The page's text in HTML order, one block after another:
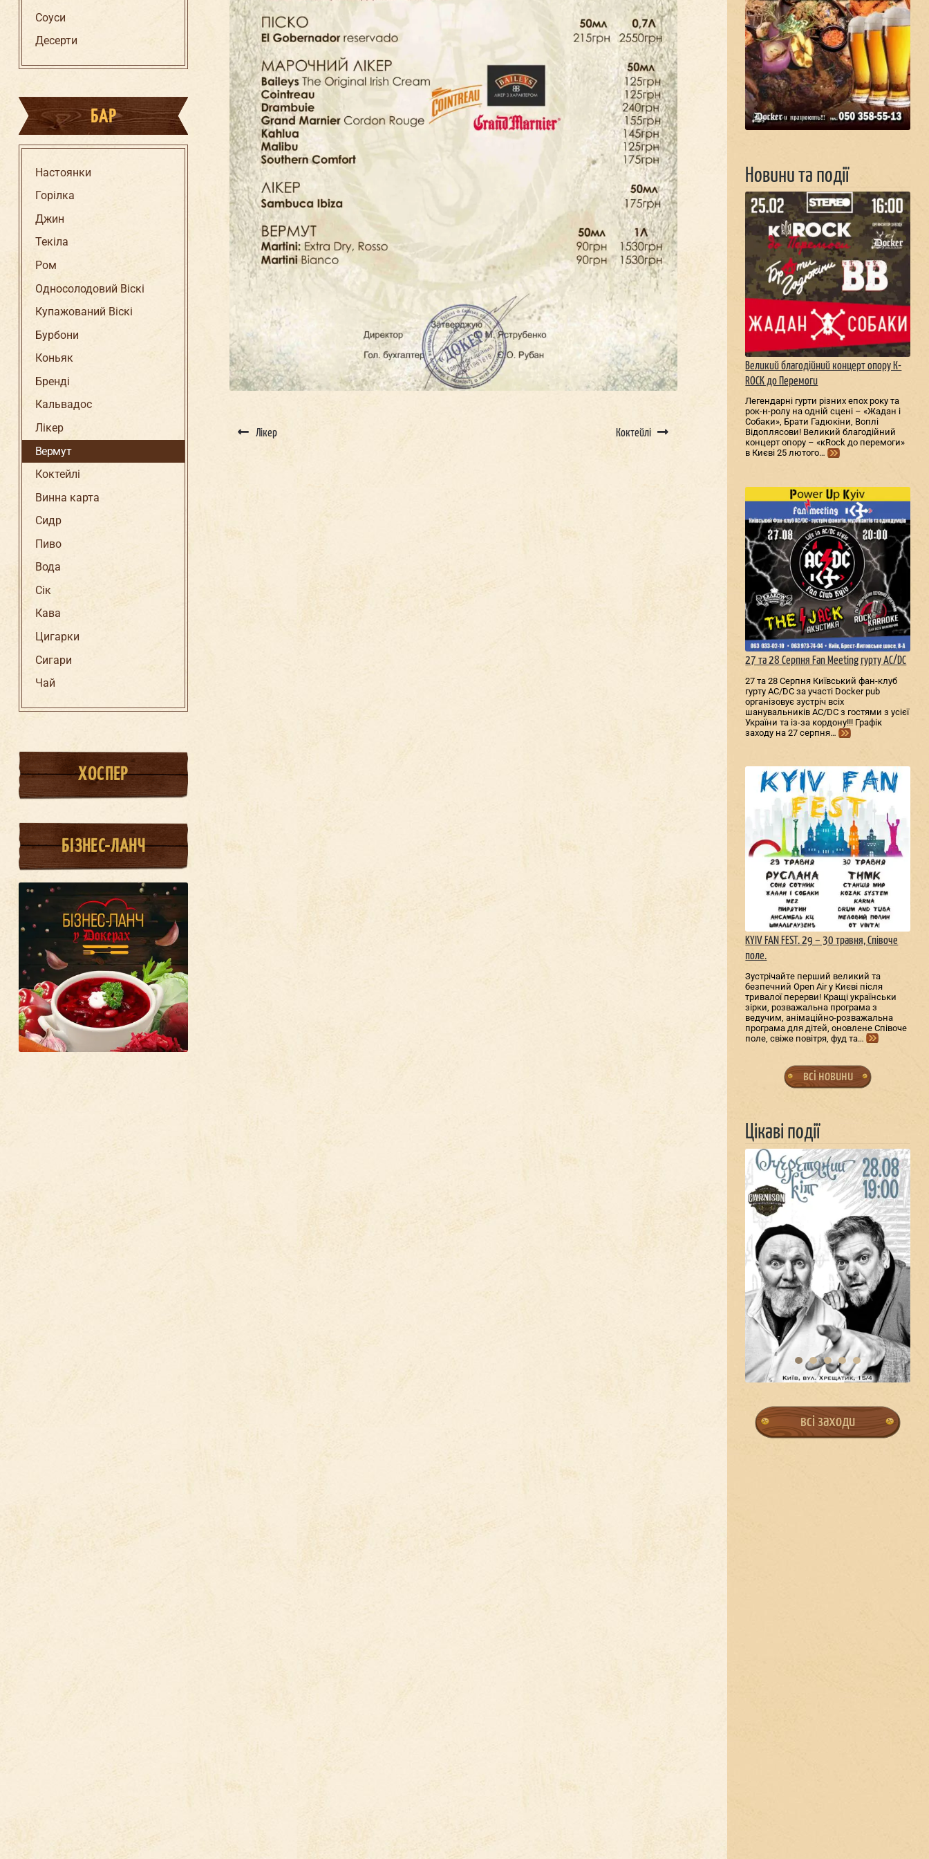
Соуси
Десерти
БАР
Настоянки
Горілка
Джин
Текіла
Ром
Односолодовий Віскі
Купажований Віскі
Бурбони
Коньяк
Бренді
Кальвадос
Лікер
Вермут
Коктейлі
Винна карта
Сидр
Пиво
Вода
Сік
Кава
Цигарки
Сигари
Чай
ХОСПЕР
БІЗНЕС-ЛАНЧ
Лікер Коктейлі
Новини та події
Великий благодійний концерт опору К-
ROCK до Перемоги
Легендарні гурти різних епох року та
рок-н-ролу на одній сцені – «Жадан і
Собаки», Брати Гадюкіни, Воплі
Відоплясови! Великий благодійний
концерт опору – «кRock до перемоги»
в Києві 25 лютого…
27 та 28 Серпня Fan Meeting гурту AC/DС
27 та 28 Серпня Київський фан-клуб
гурту AC/DС за участі Docker pub
організовує зустріч всіх
шанувальників AC/DС з гостями з усієї
України та із-за кордону!!! Графік
заходу на 27 серпня…
KYIV FAN FEST. 29 – 30 травня, Співоче
поле.
Зустрічайте перший великий та
безпечний Open Air у Києві після
тривалої перерви! Кращі українськи
зірки, розважальна програма з
ведучим, анімаційно-розважальна
програма для дітей, оновлене Співоче
поле, свіже повітря, фуд та…
всі новини
Цікаві події
всі заходи